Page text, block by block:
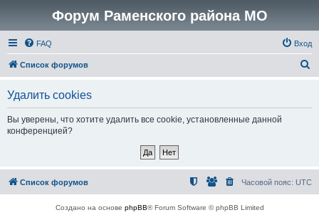
Форум Раменского района МО
FAQ Вход
Список форумов
Удалить cookies
Вы уверены, что хотите удалить все cookie, установленные данной
конференцией?
Список форумов Часовой пояс: UTC
Создано на основе phpBB® Forum Software © phpBB Limited